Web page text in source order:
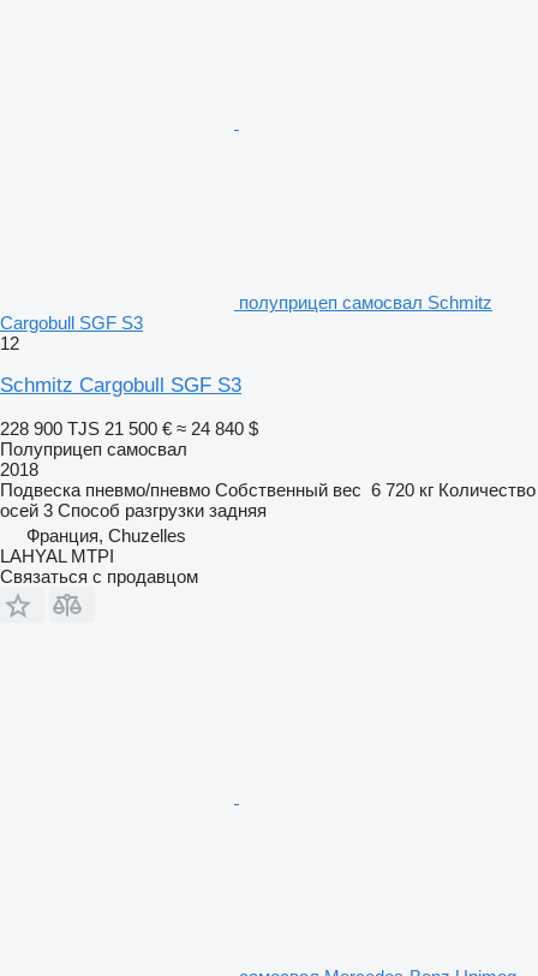
полуприцеп самосвал Schmitz
Cargobull SGF S3
12
Schmitz Cargobull SGF S3
228 900 TJS 21 500 € ≈ 24 840 $
Полуприцеп самосвал
2018
Подвеска пневмо/пневмо Собственный вес 6 720 кг Количество
осей 3 Способ разгрузки задняя
Франция, Chuzelles
LAHYAL MTPI
Связаться с продавцом